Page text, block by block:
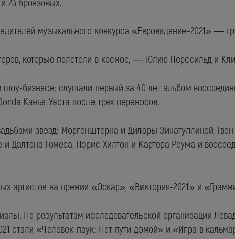
музыкального конкурса «Евровидение-2021» —
которые полетели в космос, — Юлию Пересильд и
бизнесе: слушали первый за 40 лет альбом
Канье Уэста после трех переносов.
звезд: Моргенштерна и Дилары Зинатуллиной,
Далтона Гомеса, Пэрис Хилтон и Картера Реума и
артистов на премии «Оскар», «Виктория-2021» и
По результатам исследовательской организации
стали «Человек-паук: Нет пути домой» и «Игра в